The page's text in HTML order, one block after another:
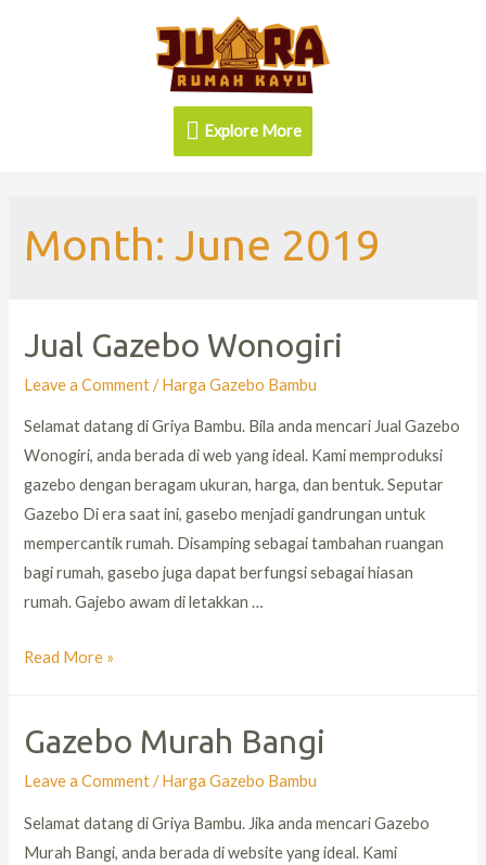
Explore More
Month:June 2019
Jual Gazebo Wonogiri
Leave a Comment /Harga Gazebo Bambu
Selamat datang di Griya Bambu. Bila anda mencari Jual Gazebo
Wonogiri, anda berada di web yang ideal. Kami memproduksi
gazebo dengan beragam ukuran, harga, dan bentuk. Seputar
Gazebo Di era saat ini, gasebo menjadi gandrungan untuk
mempercantik rumah. Disamping sebagai tambahan ruangan
bagi rumah, gasebo juga dapat berfungsi sebagai hiasan
rumah. Gajebo awam di letakkan …
Read More »
Gazebo Murah Bangi
Leave a Comment /Harga Gazebo Bambu
Selamat datang di Griya Bambu. Jika anda mencari Gazebo
Murah Bangi, anda berada di website yang ideal. Kami